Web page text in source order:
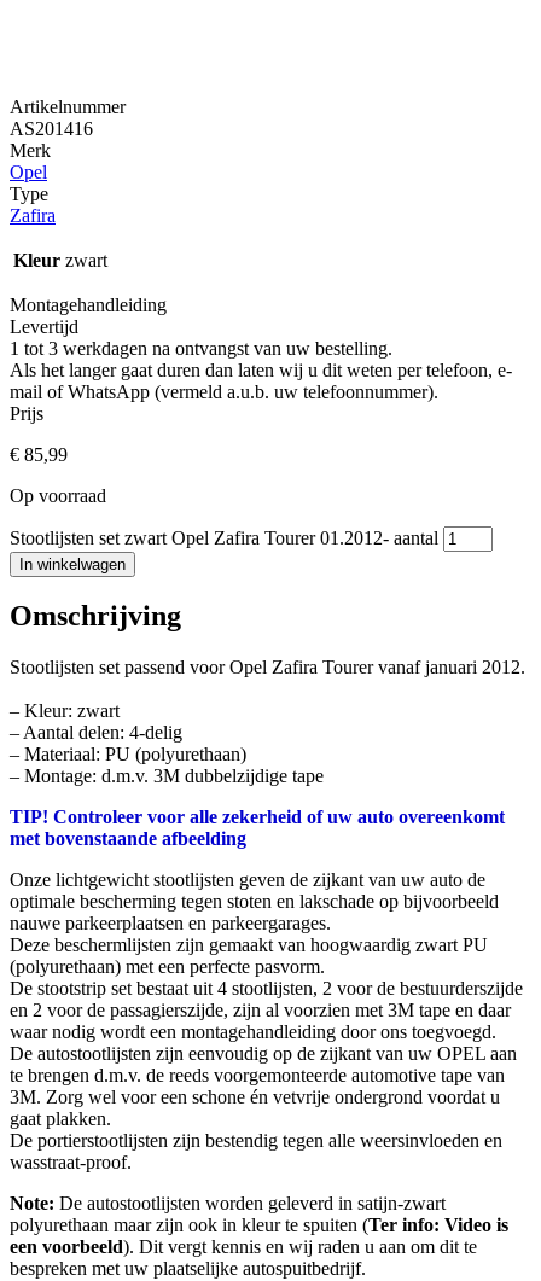
Artikelnummer
AS201416
Merk
Opel
Type
Zafira
Kleur zwart
Montagehandleiding
Levertijd
1 tot 3 werkdagen na ontvangst van uw bestelling.
Als het langer gaat duren dan laten wij u dit weten per telefoon, e-
mail of WhatsApp (vermeld a.u.b. uw telefoonnummer).
Prijs
€ 85,99
Op voorraad
Stootlijsten set zwart Opel Zafira Tourer 01.2012- aantal
In winkelwagen
Omschrijving
Stootlijsten set passend voor Opel Zafira Tourer vanaf januari 2012.
– Kleur: zwart
– Aantal delen: 4-delig
– Materiaal: PU (polyurethaan)
– Montage: d.m.v. 3M dubbelzijdige tape
TIP! Controleer voor alle zekerheid of uw auto overeenkomt
met bovenstaande afbeelding
Onze lichtgewicht stootlijsten geven de zijkant van uw auto de
optimale bescherming tegen stoten en lakschade op bijvoorbeeld
nauwe parkeerplaatsen en parkeergarages.
Deze beschermlijsten zijn gemaakt van hoogwaardig zwart PU
(polyurethaan) met een perfecte pasvorm.
De stootstrip set bestaat uit 4 stootlijsten, 2 voor de bestuurderszijde
en 2 voor de passagierszijde, zijn al voorzien met 3M tape en daar
waar nodig wordt een montagehandleiding door ons toegvoegd.
De autostootlijsten zijn eenvoudig op de zijkant van uw OPEL aan
te brengen d.m.v. de reeds voorgemonteerde automotive tape van
3M. Zorg wel voor een schone én vetvrije ondergrond voordat u
gaat plakken.
De portierstootlijsten zijn bestendig tegen alle weersinvloeden en
wasstraat-proof.
Note: De autostootlijsten worden geleverd in satijn-zwart
polyurethaan maar zijn ook in kleur te spuiten (Ter info: Video is
een voorbeeld). Dit vergt kennis en wij raden u aan om dit te
bespreken met uw plaatselijke autospuitbedrijf.